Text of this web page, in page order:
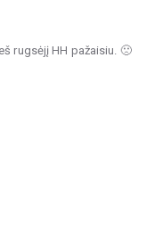
rugsėjį HH pažaisiu. 🙁